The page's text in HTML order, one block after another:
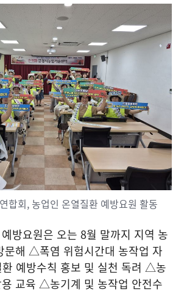
합회, 농업인 온열질환 예방요원 활동
방요원은 오는 8월 말까지 지역 농
문해 △폭염 위험시간대 농작업 자
예방수칙 홍보 및 실천 독려 △농
교육 △농기계 및 농작업 안전수